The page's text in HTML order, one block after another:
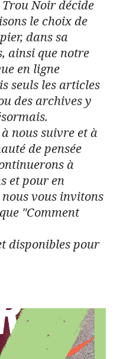
Trou Noir décide
le choix de
dans sa
ainsi que notre
en ligne
seuls les articles
des archives y
à nous suivre et à
de pensée
à
et pour en
vous invitons
"Comment
disponibles pour